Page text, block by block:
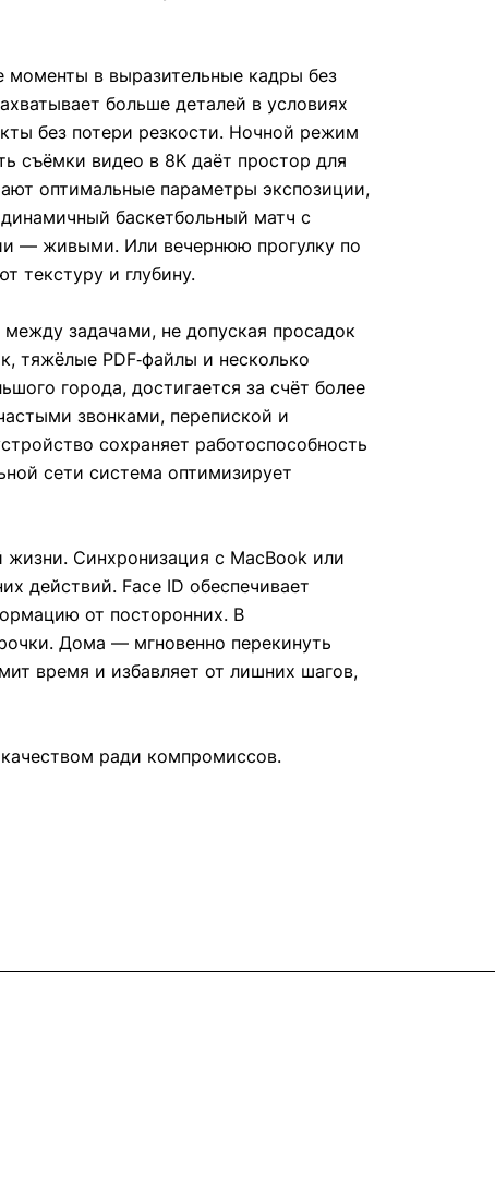
моменты в выразительные кадры без
больше деталей в условиях
без потери резкости. Ночной режим
съёмки видео в 8K даёт простор для
оптимальные параметры экспозиции,
баскетбольный матч с
— живыми. Или вечернюю прогулку по
текстуру и глубину.
задачами, не допуская просадок
тяжёлые PDF‑файлы и несколько
города, достигается за счёт более
звонками, перепиской и
сохраняет работоспособность
сети система оптимизирует
жизни. Синхронизация с MacBook или
действий. Face ID обеспечивает
от посторонних. В
Дома — мгновенно перекинуть
время и избавляет от лишних шагов,
ради компромиссов.